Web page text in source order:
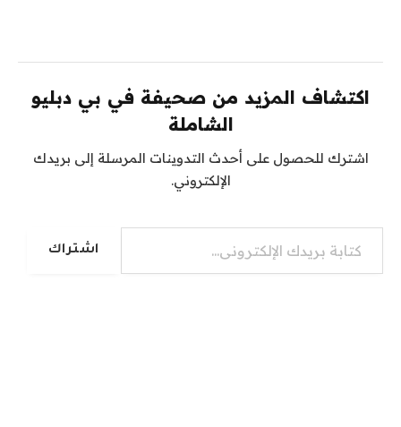
اكتشاف المزيد من صحيفة في بي دبليو
الشاملة
اشترك للحصول على أحدث التدوينات المرسلة إلى بريدك
الإلكتروني.
كتابة بريدك الإلكتروني...
اشتراك